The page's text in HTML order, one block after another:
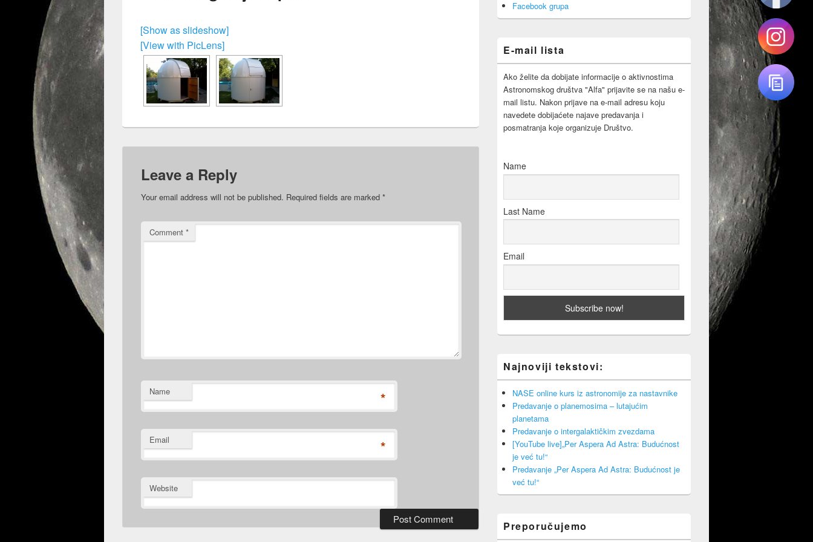
[Show as slideshow]
[View with PicLens]
Leave a Reply
Your email address will not be published. Required fields are marked *
Comment *
Name *
Email *
Website
Area Facebook grupa
E-mail lista
Ako želite da dobijate informacije o aktivnostima
Astronomskog društva "Alfa" prijavite se na našu e-
mail listu. Nakon prijave na e-mail adresu koju
navedete dobijaćete najave predavanja i
posmatranja koje organizuje Društvo.
Name
Last Name
Email
Najnoviji tekstovi:
NASE online kurs iz astronomije za nastavnike
Predavanje o planemosima – lutajućim
planetama
Predavanje o intergalaktičkim zvezdama
[YouTube live]„Per Aspera Ad Astra: Budućnost
je već tu!“
Predavanje „Per Aspera Ad Astra: Budućnost je
već tu!“
Preporučujemo